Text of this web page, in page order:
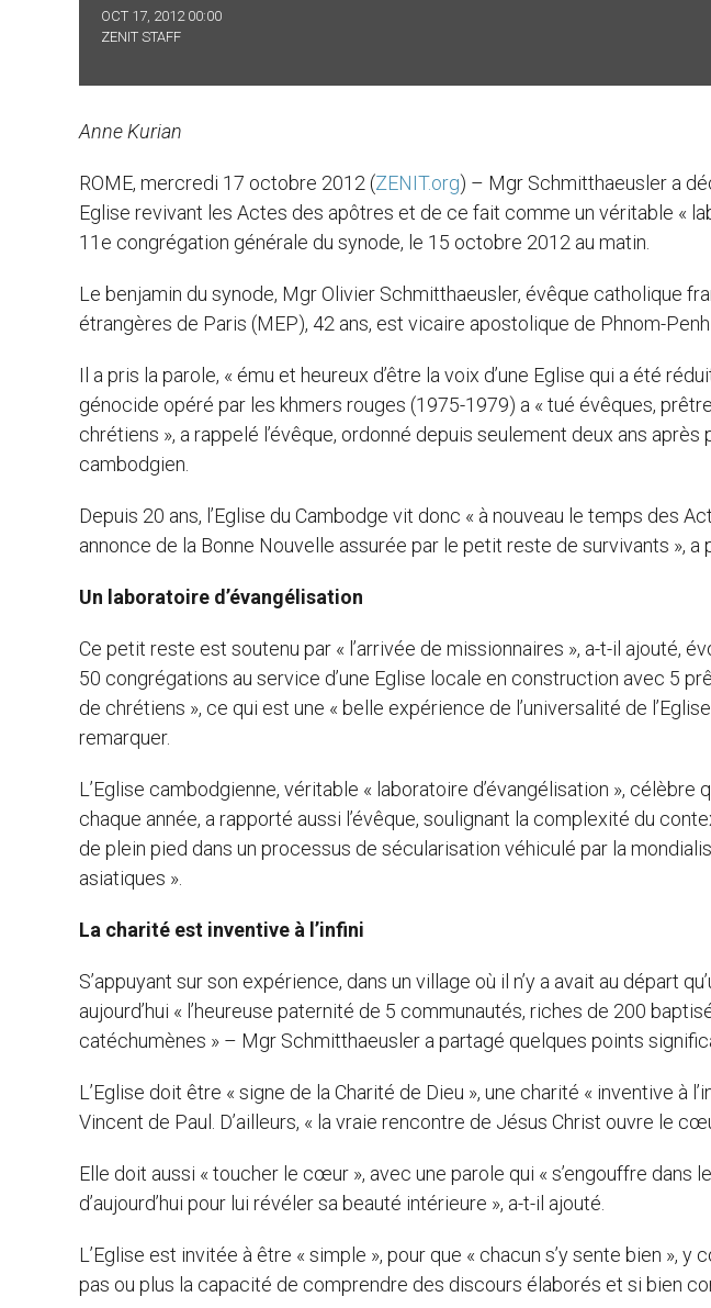
OCT 17, 2012 00:00
ZENIT STAFF
Anne Kurian
ROME, mercredi 17 octobre 2012 (ZENIT.org) – Mgr Schmitthaeusler a
Eglise revivant les Actes des apôtres et de ce fait comme un véritable «
11e congrégation générale du synode, le 15 octobre 2012 au matin.
Le benjamin du synode, Mgr Olivier Schmitthaeusler, évêque catholique
étrangères de Paris (MEP), 42 ans, est vicaire apostolique de Phnom-Penh
Il a pris la parole, « ému et heureux d’être la voix d’une Eglise qui a été
génocide opéré par les khmers rouges (1975-1979) a « tué évêques,
chrétiens », a rappelé l’évêque, ordonné depuis seulement deux ans après
cambodgien.
Depuis 20 ans, l’Eglise du Cambodge vit donc « à nouveau le temps des
annonce de la Bonne Nouvelle assurée par le petit reste de survivants »,
Un laboratoire d’évangélisation
Ce petit reste est soutenu par « l’arrivée de missionnaires », a-t-il ajouté,
50 congrégations au service d’une Eglise locale en construction avec 5
de chrétiens », ce qui est une « belle expérience de l’universalité de
remarquer.
L’Eglise cambodgienne, véritable « laboratoire d’évangélisation », célèbre
chaque année, a rapporté aussi l’évêque, soulignant la complexité du
de plein pied dans un processus de sécularisation véhiculé par la
asiatiques ».
La charité est inventive à l’infini
S’appuyant sur son expérience, dans un village où il n’y a avait au départ
aujourd’hui « l’heureuse paternité de 5 communautés, riches de 200
catéchumènes » – Mgr Schmitthaeusler a partagé quelques points
L’Eglise doit être « signe de la Charité de Dieu », une charité « inventive à
Vincent de Paul. D’ailleurs, « la vraie rencontre de Jésus Christ ouvre le
Elle doit aussi « toucher le cœur », avec une parole qui « s’engouffre dans
d’aujourd’hui pour lui révéler sa beauté intérieure », a-t-il ajouté.
L’Eglise est invitée à être « simple », pour que « chacun s’y sente bien », y
pas ou plus la capacité de comprendre des discours élaborés et si bien